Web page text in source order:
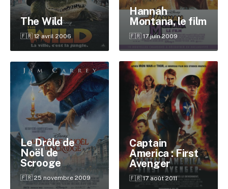
The Wild
🇫🇷 12 avril 2006
Hannah
Montana, le film
🇫🇷 17 juin 2009
Le Drôle de
Noël de
Scrooge
🇫🇷 25 novembre 2009
Captain
America : First
Avenger
🇫🇷 17 août 2011